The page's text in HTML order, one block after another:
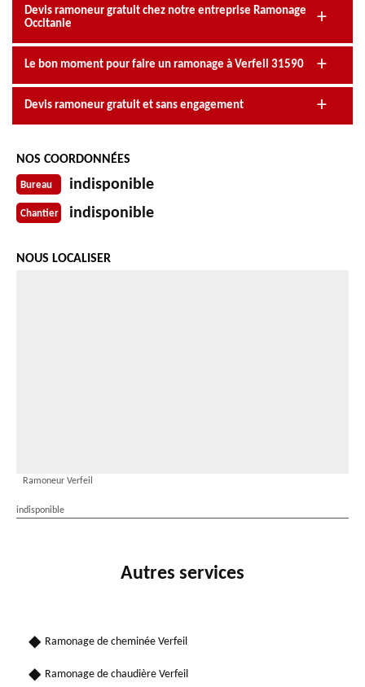
Devis ramoneur gratuit chez notre entreprise Ramonage
Occitanie
Le bon moment pour faire un ramonage à Verfeil 31590
Devis ramoneur gratuit et sans engagement
NOS COORDONNÉES
Bureau indisponible
Chantier indisponible
NOUS LOCALISER
Ramoneur Verfeil
indisponible
Autres services
Ramonage de cheminée Verfeil
Ramonage de chaudière Verfeil